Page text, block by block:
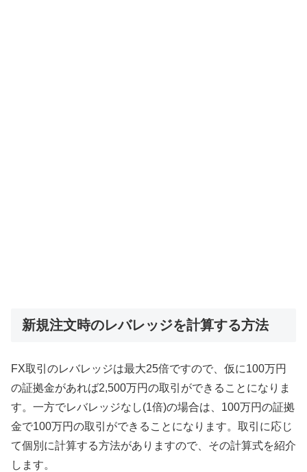
新規注文時のレバレッジを計算する方法
FX取引のレバレッジは最大25倍ですので、仮に100万円
の証拠金があれば2,500万円の取引ができることになりま
す。一方でレバレッジなし(1倍)の場合は、100万円の証拠
金で100万円の取引ができることになります。取引に応じ
て個別に計算する方法がありますので、その計算式を紹介
します。